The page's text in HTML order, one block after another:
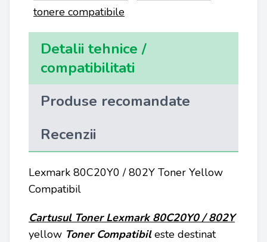
tonere compatibile
Detalii tehnice /
compatibilitati
Produse recomandate
Recenzii
Lexmark 80C20Y0 / 802Y Toner Yellow
Compatibil
Cartusul Toner Lexmark 80C20Y0 / 802Y
yellow Toner Compatibileste destinat